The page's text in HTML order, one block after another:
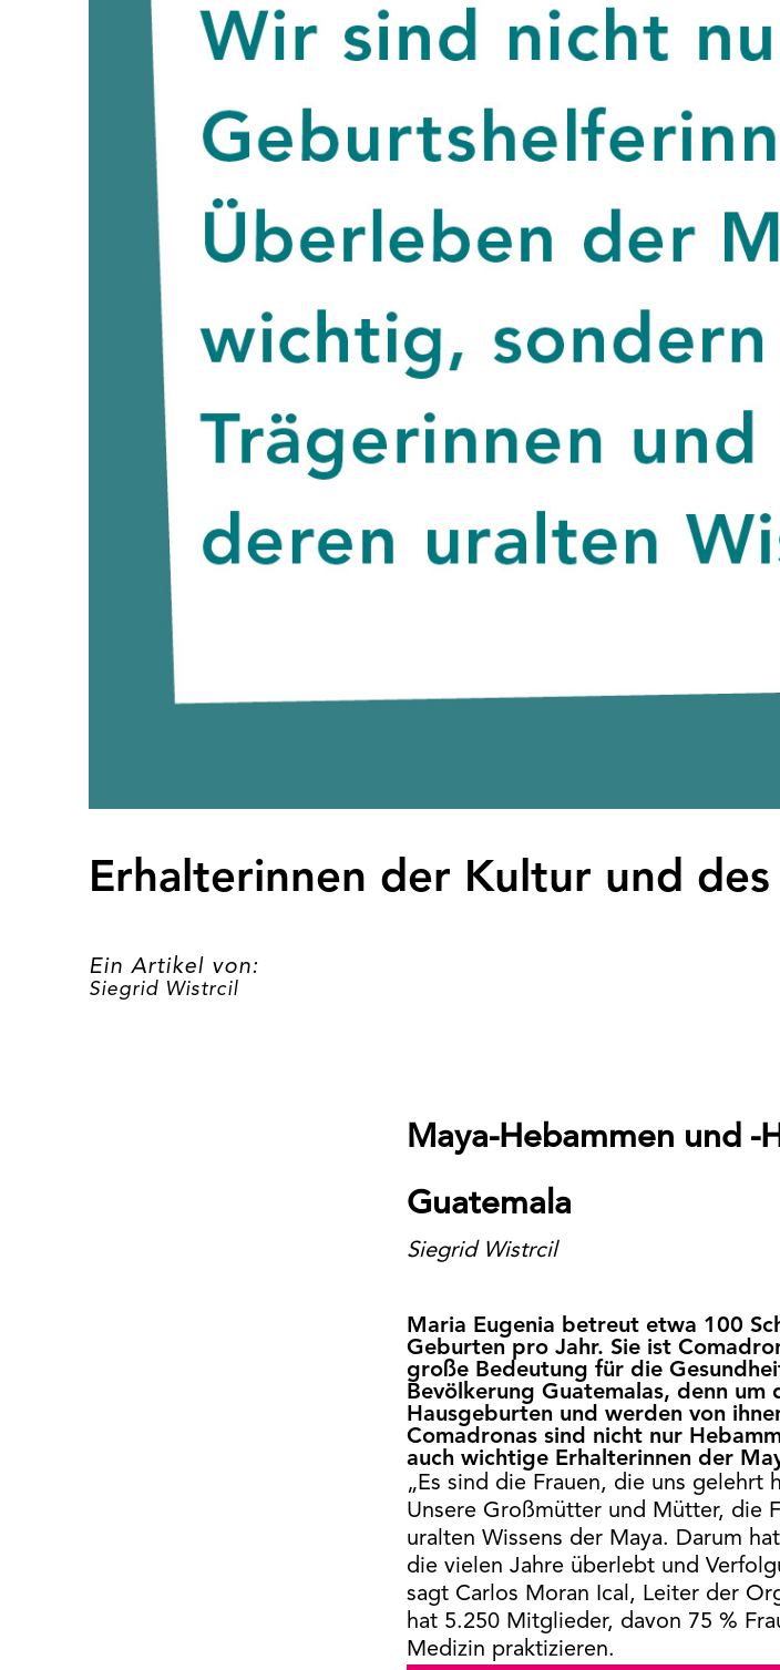
Erhalterinnen der Kultur und des
Ein Artikel von:
Siegrid Wistrcil
Maya-Hebammen und -
Guatemala
Siegrid Wistrcil
Maria Eugenia betreut etwa 100
Geburten pro Jahr. Sie ist
große Bedeutung für die
Bevölkerung Guatemalas, denn
Hausgeburten und werden von
Comadronas sind nicht nur
auch wichtige Erhalterinnen der
„Es sind die Frauen, die uns gelehrt
Unsere Großmütter und Mütter, die
uralten Wissens der Maya. Darum
die vielen Jahre überlebt und
sagt Carlos Moran Ical, Leiter der
hat 5.250 Mitglieder, davon 75 %
Medizin praktizieren.